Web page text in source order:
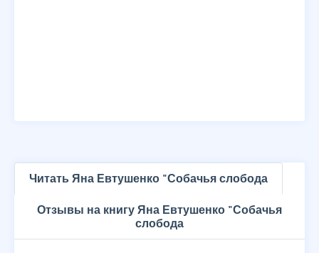
Читать Яна Евтушенко "Собачья слобода
Отзывы на книгу Яна Евтушенко "Собачья
слобода